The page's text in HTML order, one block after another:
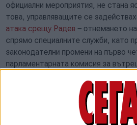
официални мероприятия, не стана
това, управляващите се
атака срещу Радев – отнемането
спрямо специалните служби, като
законодателни промени на първо
парламентарната комисия за
Повод за поправките в Закона за
посещение на президента във
който той дойде с кортеж от 7
Калин Стоянов,